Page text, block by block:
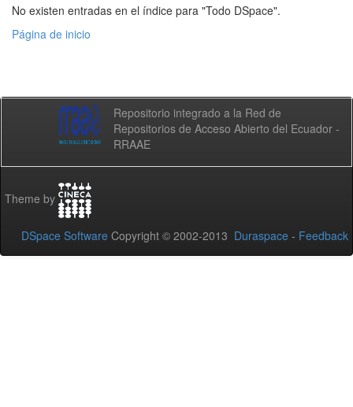
No existen entradas en el índice para "Todo DSpace".
Página de inicio
Repositorio integrado a la Red de
Repositorios de Acceso Abierto del Ecuador -
RRAAE
Theme by
DSpace Software Copyright © 2002-2013 Duraspace - Feedback